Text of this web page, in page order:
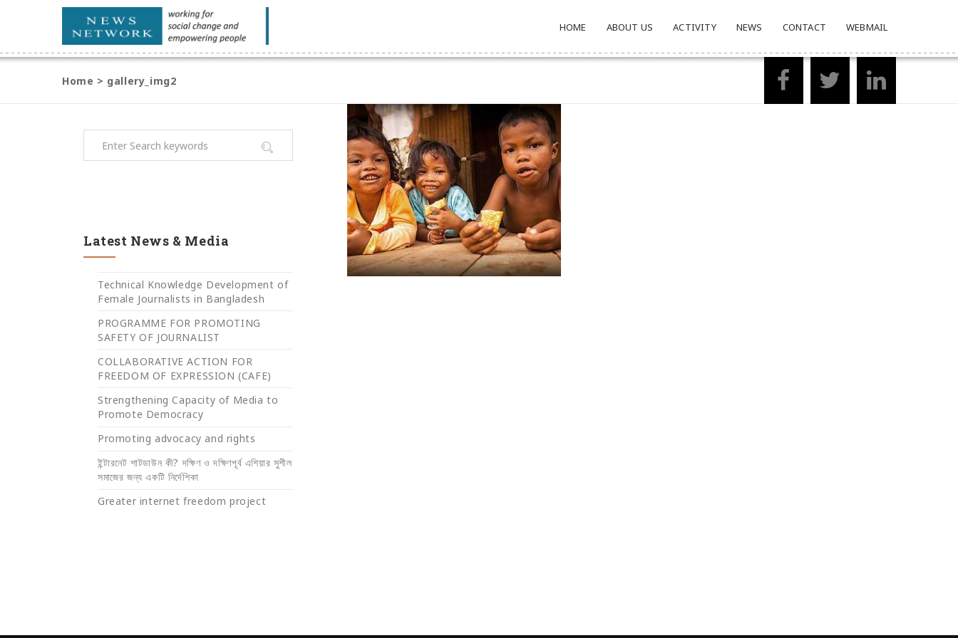
HOME ABOUT US ACTIVITY NEWS CONTACT WEBMAIL
Home > gallery_img2
Latest News & Media
Technical Knowledge Development of
Female Journalists in Bangladesh
PROGRAMME FOR PROMOTING
SAFETY OF JOURNALIST
COLLABORATIVE ACTION FOR
FREEDOM OF EXPRESSION (CAFE)
Strengthening Capacity of Media to
Promote Democracy
Promoting advocacy and rights
ইন্টারনেট শাটডাউন কী? দক্ষিণ ও দক্ষিণপূর্ব এশিয়ার সুশীল
সমাজের জন্য একটি নির্দেশিকা
Greater internet freedom project